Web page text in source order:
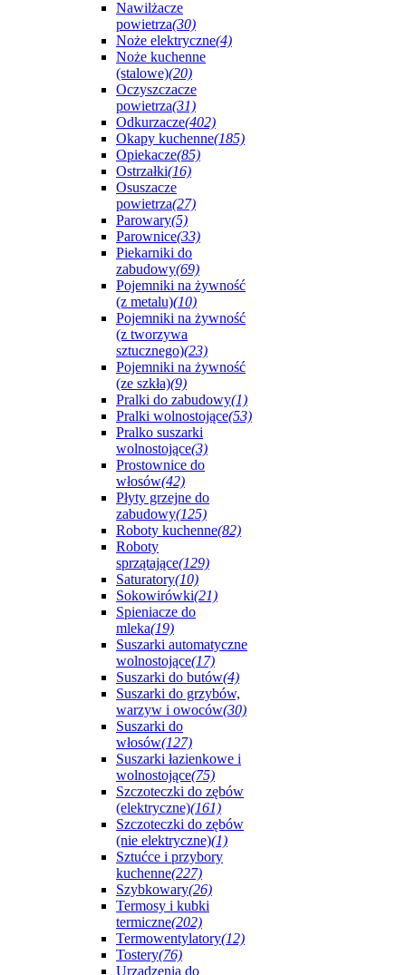
Nawilżacze
powietrza(30)
Noże elektryczne(4)
Noże kuchenne
(stalowe)(20)
Oczyszczacze
powietrza(31)
Odkurzacze(402)
Okapy kuchenne(185)
Opiekacze(85)
Ostrzałki(16)
Osuszacze
powietrza(27)
Parowary(5)
Parownice(33)
Piekarniki do
zabudowy(69)
Pojemniki na żywność
(z metalu)(10)
Pojemniki na żywność
(z tworzywa
sztucznego)(23)
Pojemniki na żywność
(ze szkła)(9)
Pralki do zabudowy(1)
Pralki wolnostojące(53)
Pralko suszarki
wolnostojące(3)
Prostownice do
włosów(42)
Płyty grzejne do
zabudowy(125)
Roboty kuchenne(82)
Roboty
sprzątające(129)
Saturatory(10)
Sokowirówki(21)
Spieniacze do
mleka(19)
Suszarki automatyczne
wolnostojące(17)
Suszarki do butów(4)
Suszarki do grzybów,
warzyw i owoców(30)
Suszarki do
włosów(127)
Suszarki łazienkowe i
wolnostojące(75)
Szczoteczki do zębów
(elektryczne)(161)
Szczoteczki do zębów
(nie elektryczne)(1)
Sztućce i przybory
kuchenne(227)
Szybkowary(26)
Termosy i kubki
termiczne(202)
Termowentylatory(12)
Tostery(76)
Urządzenia do